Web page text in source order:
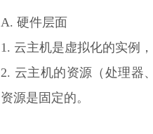
A. 硬件层面
1. 云主机是虚拟化的实例
2. 云主机的资源（处理器
资源是固定的。